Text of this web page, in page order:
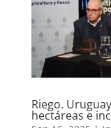
Riego.
hectáreas e